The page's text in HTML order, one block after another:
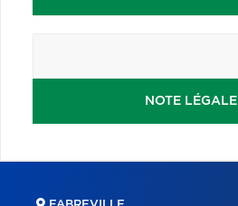
NOTE LÉGALE